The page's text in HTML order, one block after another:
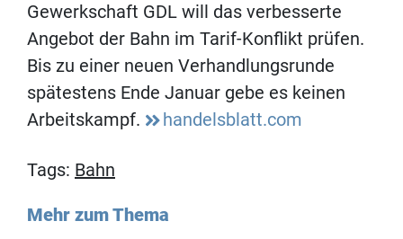
Gewerkschaft GDL will das verbesserte
Angebot der Bahn im Tarif-Konflikt prüfen.
Bis zu einer neuen Verhandlungsrunde
spätestens Ende Januar gebe es keinen
Arbeitskampf.
handelsblatt.com
Tags: Bahn
Mehr zum Thema